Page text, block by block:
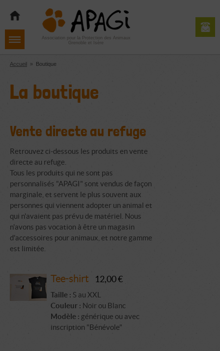
navigation
contenu
Aller
pied
de
Association pour la Protection des Animaux
Grenoble et Isère
Accueil » Boutique
La boutique
Vente directe au refuge
Retrouvez ci-dessous les produits en vente
directe au refuge.
Tous les produits qui ne sont pas
personnalisés "APAGI" sont vendus de façon
marginale, et servent le plus souvent aux
personnes qui viennent adopter un animal et
qui n'avaient pas prévu de matériel. Nous
n'avons pas vocation à être un magasin
d'accessoires pour animaux, et notre gamme
est limitée.
Tee-shirt 12,00 €
Taille : S au XXL
Couleur : Noir ou Blanc
Modèle : générique ou avec
inscription "Bénévole"